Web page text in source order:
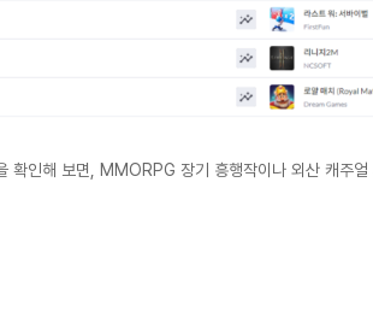
확인해 보면, MMORPG 장기 흥행작이나 외산 캐주